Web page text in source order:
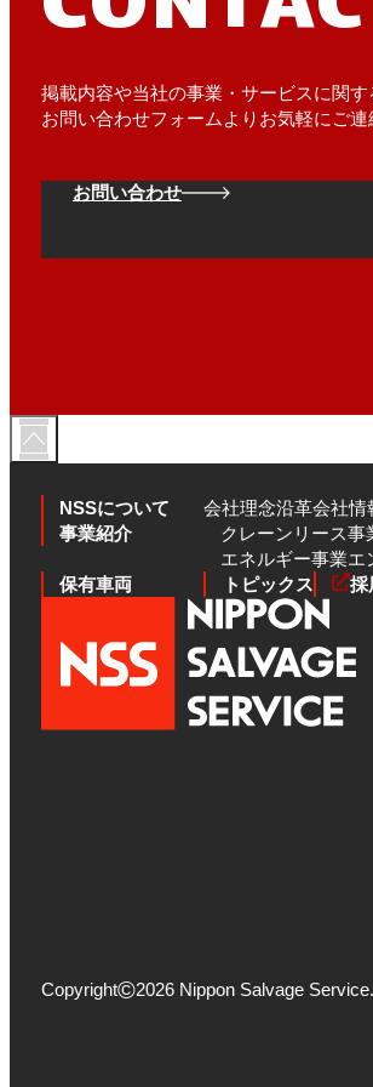
掲載内容や当社の事業・サービスに関す
お問い合わせフォームよりお気軽にご連
お問い合わせ
NSSについて 会社理念沿革会社情
事業紹介
クレーンリース事
エネルギー事業エ
保有車両
トピックス 採
Copyright©2026 Nippon Salvage Service.